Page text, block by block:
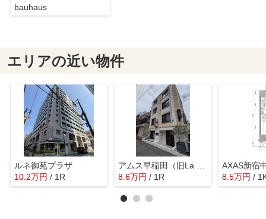
bauhaus
エリアの近い物件
ルネ御苑プラザ
10.2万円 / 1R
8.6万円 / 1R
AXAS新宿
8.5万円 /